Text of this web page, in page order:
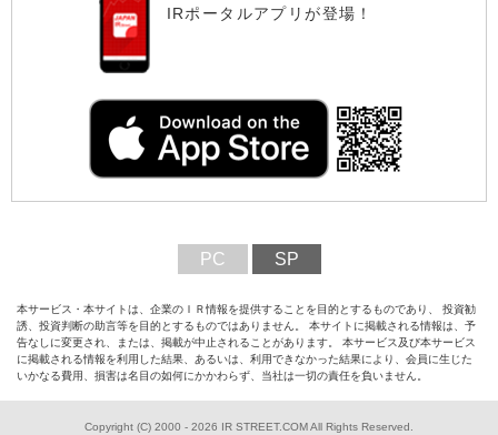
IRポータルアプリが登場！
PC SP
本サービス・本サイトは、企業のＩＲ情報を提供することを目的とするものであり、 投資勧
誘、投資判断の助言等を目的とするものではありません。 本サイトに掲載される情報は、予
告なしに変更され、または、掲載が中止されることがあります。 本サービス及び本サービス
に掲載される情報を利用した結果、あるいは、利用できなかった結果により、会員に生じた
いかなる費用、損害は名目の如何にかかわらず、当社は一切の責任を負いません。
Copyright (C) 2000 - 2026 IR STREET.COM All Rights Reserved.